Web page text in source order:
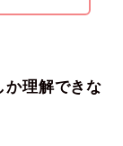
か理解できな